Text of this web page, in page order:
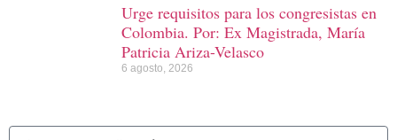
Urge requisitos para los congresistas en
Colombia. Por: Ex Magistrada, María
Patricia Ariza-Velasco
6 agosto, 2026